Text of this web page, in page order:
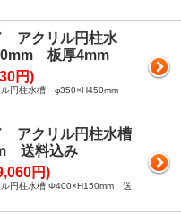
アクリル円柱水
板厚4mm
円)
ル円柱水槽 φ350×H450mm
アクリル円柱水槽
送料込み
円)
円柱水槽 Φ400×H150mm 送